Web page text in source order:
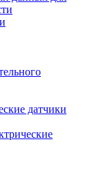
датчики